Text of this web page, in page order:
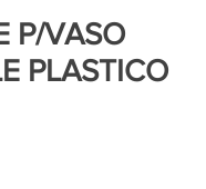
P/VASO
PLASTICO